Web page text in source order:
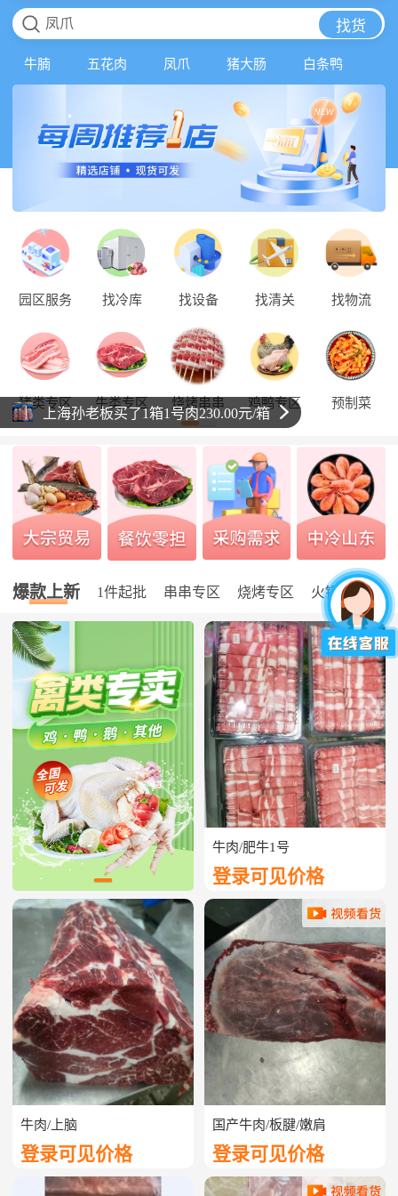
凤爪 找货
牛腩 五花肉 凤爪 猪大肠 白条鸭
园区服务 找冷库 找设备 找清关 找物流
猪类专区 牛类专区 烧烤串串 鸡鸭专区 预制菜
爆款上新 1件起批 串串专区 烧烤专区 火锅专区
牛肉/上脑
登录可见价格
牛肉/肥牛1号
登录可见价格
国产牛肉/板腱/嫩肩
登录可见价格
上海孙老板买了1箱1号肉230.00元/箱